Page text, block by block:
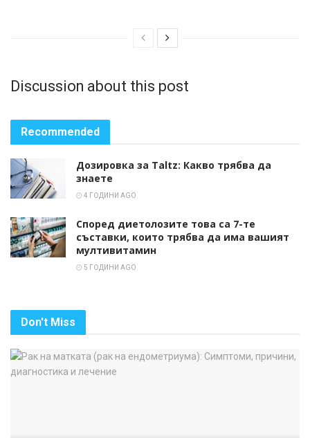
Discussion about this post
Recommended
Дозировка за Taltz: Какво трябва да
знаете
4 ГОДИНИ AGO
Според диетолозите това са 7-те
съставки, които трябва да има вашият
мултивитамин
5 ГОДИНИ AGO
Don't Miss